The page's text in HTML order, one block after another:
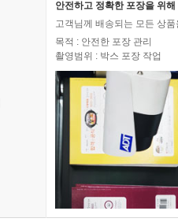
안전하고 정확한 포장을 위
고객님께 배송되는 모든 상
목적 : 안전한 포장 관리
촬영범위 : 박스 포장 작업